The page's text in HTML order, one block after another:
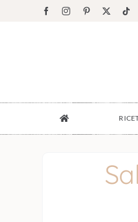
FacebookInstagramPinterest